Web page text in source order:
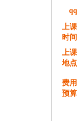
qq
上课
时间
上课
地点
费用
预算